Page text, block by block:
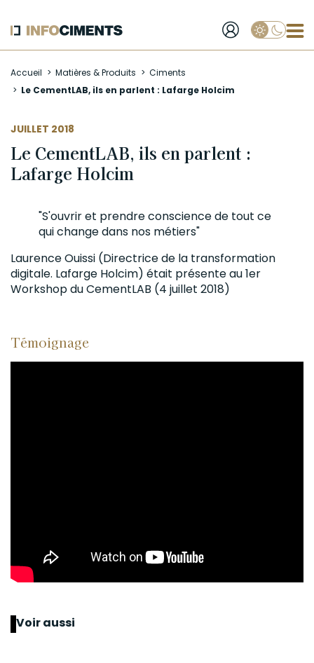
au
contenu
Accueil Matières & Produits
Ciments
Le CementLAB, ils en parlent : Lafarge Holcim
JUILLET 2018
Le CementLAB, ils en parlent :
Lafarge Holcim
"S'ouvrir et prendre conscience de tout ce
qui change dans nos métiers"
Laurence Ouissi (Directrice de la transformation
digitale. Lafarge Holcim) était présente au 1er
Workshop du CementLAB (4 juillet 2018)
Témoignage
Voir aussi